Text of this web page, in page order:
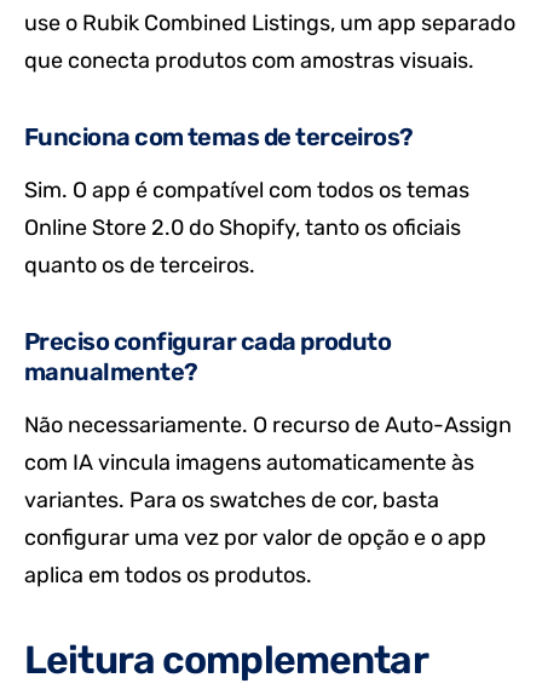
use o Rubik Combined Listings, um app separado
que conecta produtos com amostras visuais.
Funciona com temas de terceiros?
Sim. O app é compatível com todos os temas
Online Store 2.0 do Shopify, tanto os oficiais
quanto os de terceiros.
Preciso configurar cada produto
manualmente?
Não necessariamente. O recurso de Auto-Assign
com IA vincula imagens automaticamente às
variantes. Para os swatches de cor, basta
configurar uma vez por valor de opção e o app
aplica em todos os produtos.
Leitura complementar